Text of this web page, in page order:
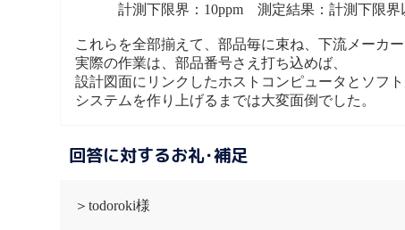
計測下限界：10ppm 測定結果：計測下限界
これらを全部揃えて、部品毎に束ね、下流メーカー
実際の作業は、部品番号さえ打ち込めば、
設計図面にリンクしたホストコンピュータとソフ
システムを作り上げるまでは大変面倒でした。
回答に対するお礼･補足
＞todoroki様